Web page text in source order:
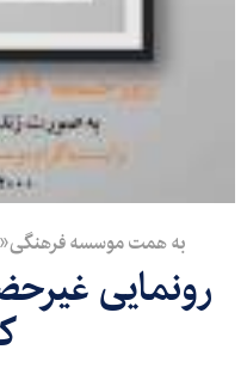
به همت موسسه
رونمایی